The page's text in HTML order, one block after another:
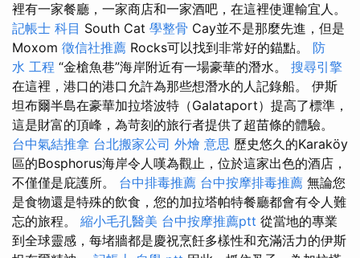
裡有一家餐廳，一家商店和一家酒吧，在這裡使運輸宜人。
記帳士 科目 South Cat 學整骨 Cay並不是那麼先進，但是
Moxom 徵信社推薦 Rocks可以找到非常好的錨點。 防
水 工程 “金槍魚巷”海岸附近有一場豪華的潛水。 搜尋引擎
在這裡，港口的港口允許為那些想潛水的人記錄船。 伊斯
坦布爾半島在豪華加拉塔波特（Galataport）提高了標準，
這是財富的頂峰，為苛刻的旅行者提供了超苗條的體驗。
台中氣結推拿 台北搬家公司 外燴 意思 歷史悠久的Karaköy
區的Bosphorus海岸令人嘆為觀止，位於這家出色的酒店，
不僅僅是庇護所。 台中排毒推薦 台中按摩排毒推薦 無論您
是食物還是特殊的飲食，您的加拉塔帕特餐廳都會有令人難
忘的旅程。 縮小毛孔醫美 台中按摩推薦ptt 從當地的專業
到全球靈感，每堵牆都是慶祝烹飪多樣性和充滿活力的伊斯